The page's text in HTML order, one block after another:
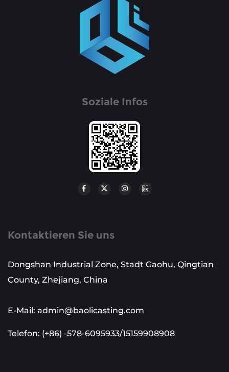
Soziale Infos
Kontaktieren Sie uns
Dongshan Industrial Zone, Stadt Gaohu, Qingtian
County, Zhejiang, China
E-Mail: admin@baolicasting.com
Telefon: (+86) -578-6095933/15159908908